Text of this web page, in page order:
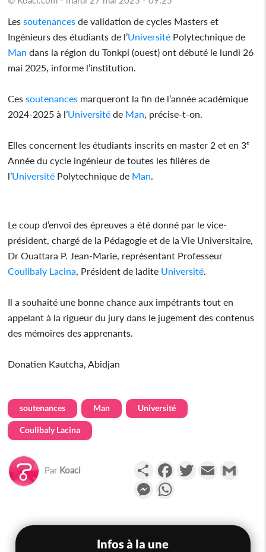
Lessoutenances de validation de cycles Masters et
Ingénieurs des étudiants de l’Université Polytechnique de
Man dans la région du Tonkpi (ouest) ont débuté le lundi 26
mai 2025, informe l’institution.
Cessoutenances marqueront la fin de l’année académique
2024-2025 à l’Université de Man , précise-t-on.
Elles concernent les étudiants inscrits en master 2 et en 3ᵉ
Année du cycle ingénieur de toutes les filières de
l’Université Polytechnique de Man
Le coup d’envoi des épreuves a été donné par le vice-
président, chargé de la Pédagogie et de la Vie Universitaire,
Dr Ouattara P. Jean-Marie, représentant Professeur
Coulibaly Lacina , Président de ladite Université
Il a souhaité une bonne chance aux impétrants tout en
appelant à la rigueur du jury dans le jugement des contenus
des mémoires des apprenants.
Donatien Kautcha, Abidjan
soutenances Man Université
Coulibaly Lacina
Par Koaci PartagerFacebookTwitterEmail
Messenger
Infos à la une